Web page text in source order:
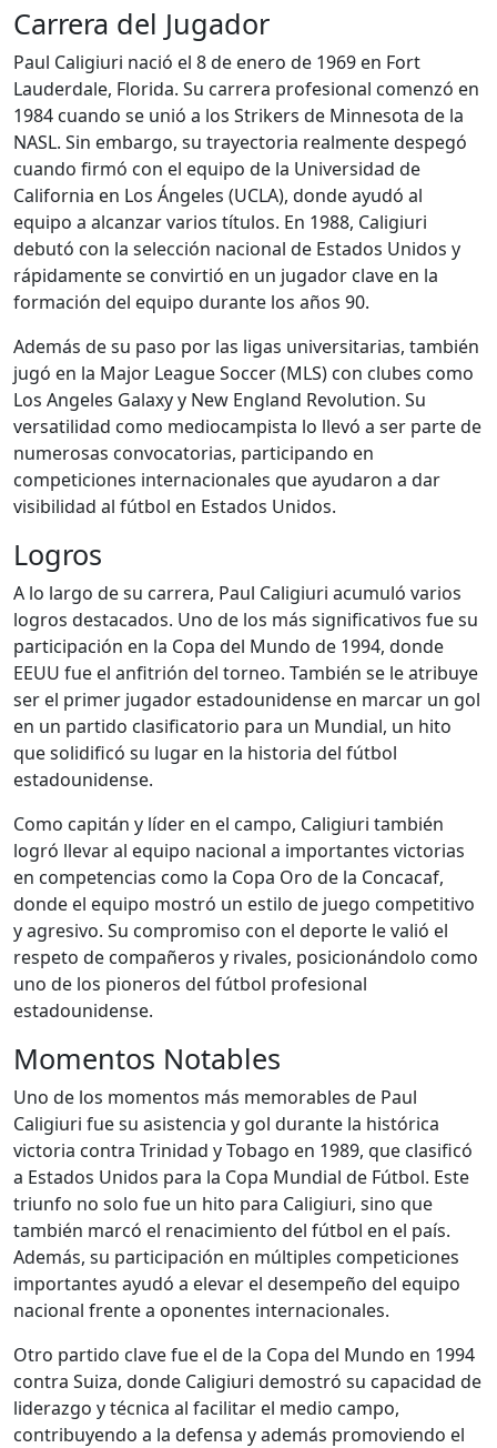
Carrera del Jugador
Paul Caligiuri nació el 8 de enero de 1969 en Fort
Lauderdale, Florida. Su carrera profesional comenzó en
1984 cuando se unió a los Strikers de Minnesota de la
NASL. Sin embargo, su trayectoria realmente despegó
cuando firmó con el equipo de la Universidad de
California en Los Ángeles (UCLA), donde ayudó al
equipo a alcanzar varios títulos. En 1988, Caligiuri
debutó con la selección nacional de Estados Unidos y
rápidamente se convirtió en un jugador clave en la
formación del equipo durante los años 90.
Además de su paso por las ligas universitarias, también
jugó en la Major League Soccer (MLS) con clubes como
Los Angeles Galaxy y New England Revolution. Su
versatilidad como mediocampista lo llevó a ser parte de
numerosas convocatorias, participando en
competiciones internacionales que ayudaron a dar
visibilidad al fútbol en Estados Unidos.
Logros
A lo largo de su carrera, Paul Caligiuri acumuló varios
logros destacados. Uno de los más significativos fue su
participación en la Copa del Mundo de 1994, donde
EEUU fue el anfitrión del torneo. También se le atribuye
ser el primer jugador estadounidense en marcar un gol
en un partido clasificatorio para un Mundial, un hito
que solidificó su lugar en la historia del fútbol
estadounidense.
Como capitán y líder en el campo, Caligiuri también
logró llevar al equipo nacional a importantes victorias
en competencias como la Copa Oro de la Concacaf,
donde el equipo mostró un estilo de juego competitivo
y agresivo. Su compromiso con el deporte le valió el
respeto de compañeros y rivales, posicionándolo como
uno de los pioneros del fútbol profesional
estadounidense.
Momentos Notables
Uno de los momentos más memorables de Paul
Caligiuri fue su asistencia y gol durante la histórica
victoria contra Trinidad y Tobago en 1989, que clasificó
a Estados Unidos para la Copa Mundial de Fútbol. Este
triunfo no solo fue un hito para Caligiuri, sino que
también marcó el renacimiento del fútbol en el país.
Además, su participación en múltiples competiciones
importantes ayudó a elevar el desempeño del equipo
nacional frente a oponentes internacionales.
Otro partido clave fue el de la Copa del Mundo en 1994
contra Suiza, donde Caligiuri demostró su capacidad de
liderazgo y técnica al facilitar el medio campo,
contribuyendo a la defensa y además promoviendo el